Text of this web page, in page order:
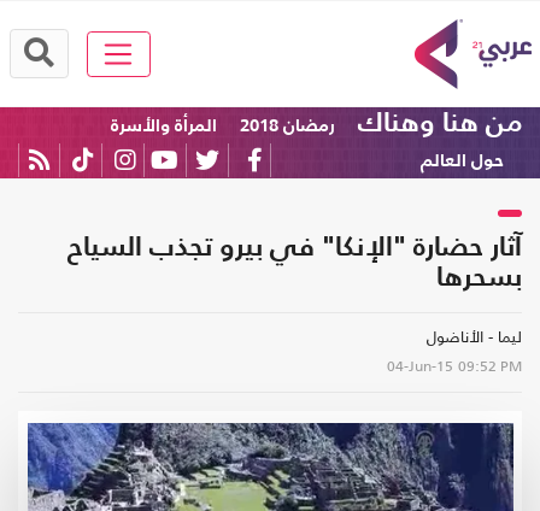
من هنا وهناك رمضان 2018
المرأة والأسرة
حول العالم
آثار حضارة "الإنكا" في بيرو تجذب السياح
بسحرها
ليما - الأناضول
04-Jun-15 09:52 PM